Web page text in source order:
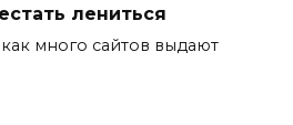
лениться
много сайтов выдают